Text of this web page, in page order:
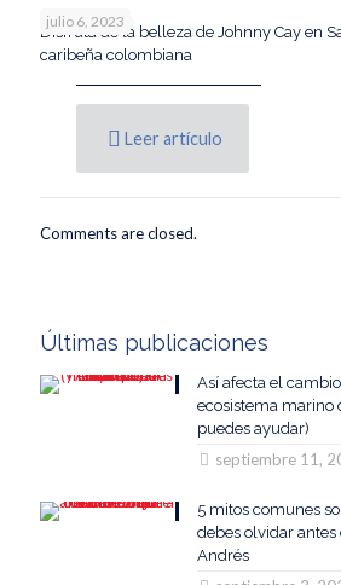
julio 6, 2023
Disfruta de la belleza de Johnny Cay en
caribeña colombiana
Leer artículo
Comments are closed.
Últimas publicaciones
Así afecta el
ecosistema marino
puedes ayudar)
septiembre 11,
5 mitos comunes
debes olvidar antes
Andrés